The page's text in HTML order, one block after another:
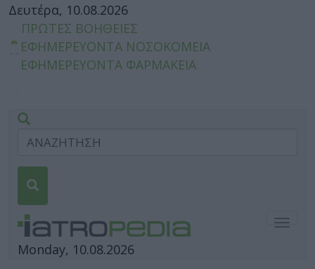
Δευτέρα, 10.08.2026
ΠΡΩΤΕΣ ΒΟΗΘΕΙΕΣ
ΕΦΗΜΕΡΕΥΟΝΤΑ ΝΟΣΟΚΟΜΕΙΑ
ΕΦΗΜΕΡΕΥΟΝΤΑ ΦΑΡΜΑΚΕΙΑ
Monday, 10.08.2026